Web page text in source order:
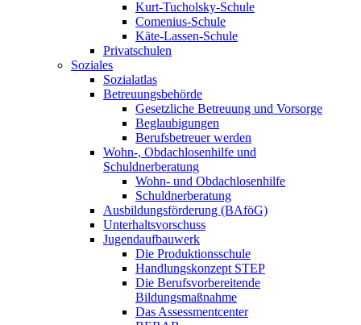
Kurt-Tucholsky-Schule
Comenius-Schule
Käte-Lassen-Schule
Privatschulen
Soziales
Sozialatlas
Betreuungsbehörde
Gesetzliche Betreuung und Vorsorge
Beglaubigungen
Berufsbetreuer werden
Wohn-, Obdachlosenhilfe und
Schuldnerberatung
Wohn- und Obdachlosenhilfe
Schuldnerberatung
Ausbildungsförderung (BAföG)
Unterhaltsvorschuss
Jugendaufbauwerk
Die Produktionsschule
Handlungskonzept STEP
Die Berufsvorbereitende
Bildungsmaßnahme
Das Assessmentcenter